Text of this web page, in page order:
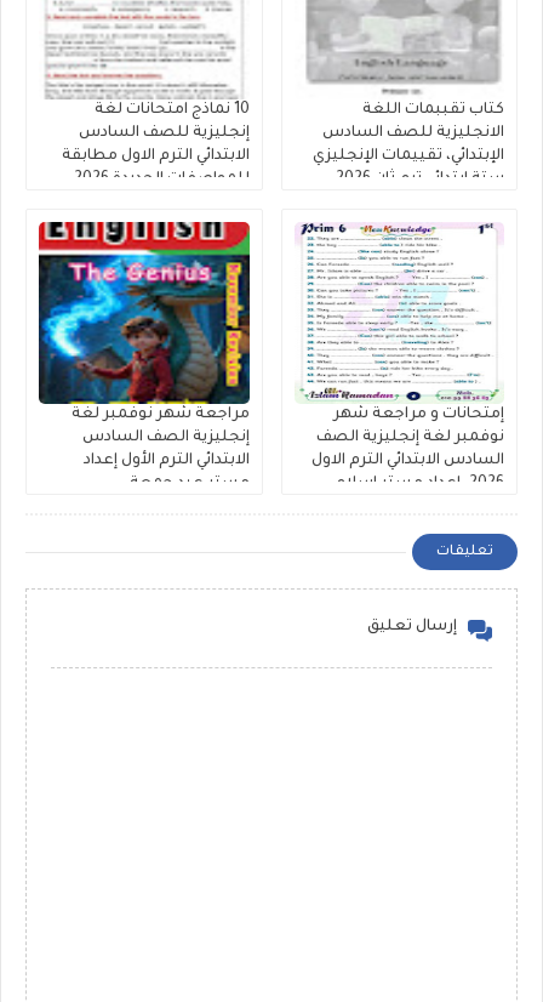
كتاب تقببمات اللغة
الانجليزية للصف السادس
الإبتدائي، تقييمات الإنجليزي
ستة ابتدائي ترم ثان 2026
10 نماذج امتحانات لغة
إنجليزية للصف السادس
الابتدائي الترم الاول مطابقة
للمواصفات الجديدة 2026
إمتحانات و مراجعة شهر
نوفمبر لغة إنجليزية الصف
السادس الابتدائي الترم الاول
2026. اعداد مستر اسلام
مراجعة شهر نوفمبر لغة
إنجليزية الصف السادس
الابتدائي الترم الأول إعداد
مستر عيد جمعة
تعليقات
إرسال تعليق